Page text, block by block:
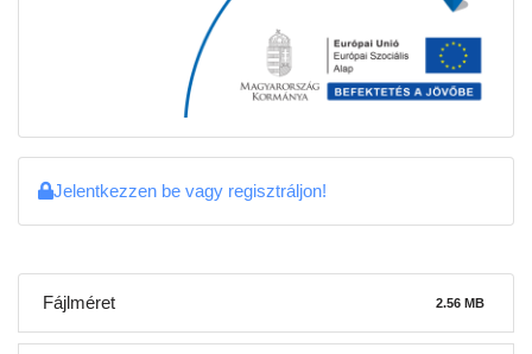
Jelentkezzen be vagy regisztráljon!
Fájlméret 2.56 MB